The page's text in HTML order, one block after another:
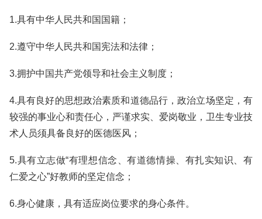
1.具有中华人民共和国国籍；
2.遵守中华人民共和国宪法和法律；
3.拥护中国共产党领导和社会主义制度；
4.具有良好的思想政治素质和道德品行，政治立场坚定，有
较强的事业心和责任心，严谨求实、爱岗敬业，卫生专业技
术人员须具备良好的医德医风；
5.具有立志做“有理想信念、有道德情操、有扎实知识、有
仁爱之心”好教师的坚定信念；
6.身心健康，具有适应岗位要求的身心条件。